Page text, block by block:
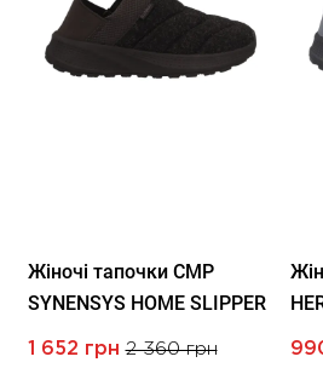
Жіночі тапочки CMP
SYNENSYS HOME SLIPPER
1 652 грн 2 360 грн